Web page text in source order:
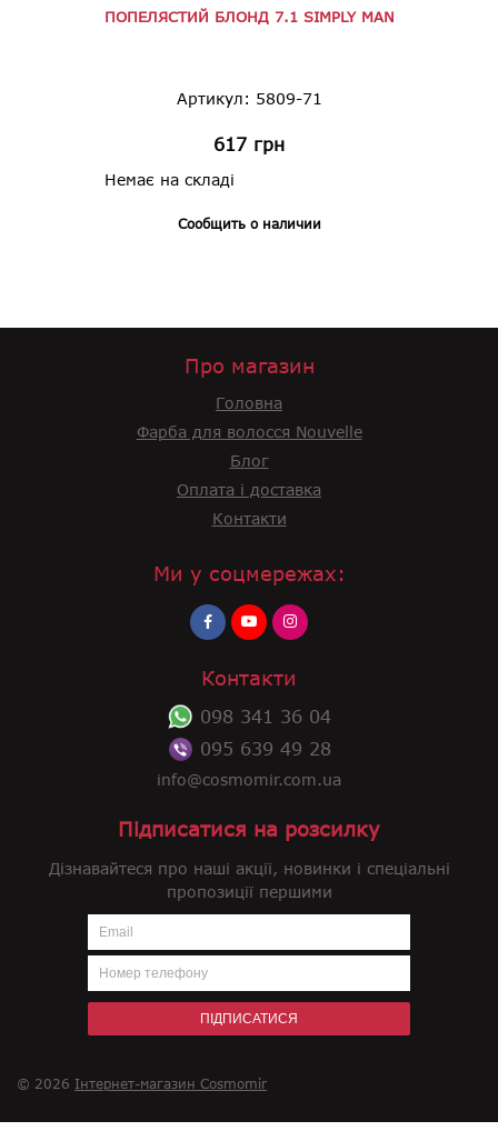
ПОПЕЛЯСТИЙ БЛОНД 7.1 SIMPLY MAN
Артикул: 5809-71
617 грн
Немає на складі
Сообщить о наличии
Про магазин
Головна
Фарба для волосся Nouvelle
Блог
Оплата і доставка
Контакти
Ми у соцмережах:
Контакти
098 341 36 04
095 639 49 28
info@cosmomir.com.ua
Підписатися на розсилку
Дізнавайтеся про наші акції, новинки і спеціальні
пропозиції першими
ПІДПИСАТИСЯ
© 2026 Інтернет-магазин Cosmomir